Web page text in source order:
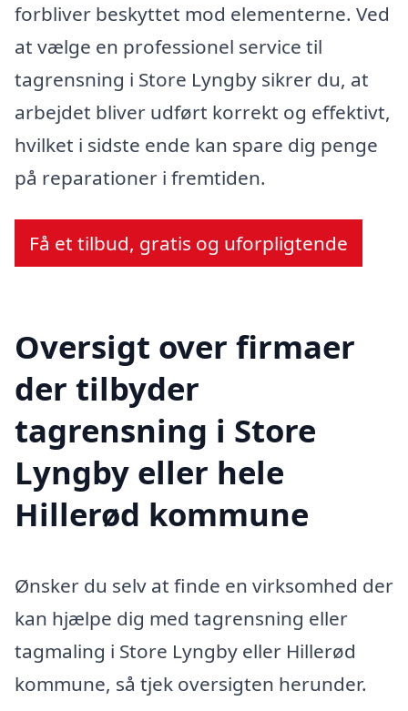
forbliver beskyttet mod elementerne. Ved
at vælge en professionel service til
tagrensning i Store Lyngby sikrer du, at
arbejdet bliver udført korrekt og effektivt,
hvilket i sidste ende kan spare dig penge
på reparationer i fremtiden.
Få et tilbud, gratis og uforpligtende
Oversigt over firmaer
der tilbyder
tagrensning i Store
Lyngby eller hele
Hillerød kommune
Ønsker du selv at finde en virksomhed der
kan hjælpe dig med tagrensning eller
tagmaling i Store Lyngby eller Hillerød
kommune, så tjek oversigten herunder.